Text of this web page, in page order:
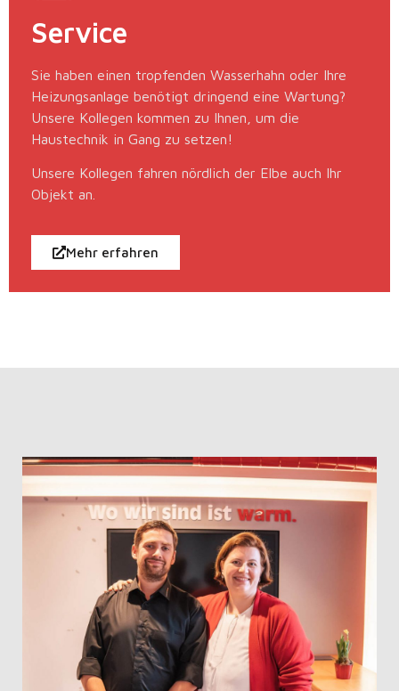
Service
Sie haben einen tropfenden Wasserhahn oder Ihre
Heizungsanlage benötigt dringend eine Wartung?
Unsere Kollegen kommen zu Ihnen, um die
Haustechnik in Gang zu setzen!
Unsere Kollegen fahren nördlich der Elbe auch Ihr
Objekt an.
Mehr erfahren